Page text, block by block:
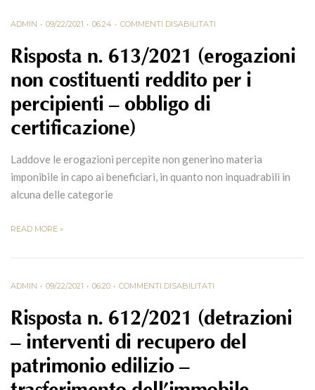
ADMIN 09/22/2021 06:24 COMMENTI DISABILITATI
Risposta n. 613/2021 (erogazioni
non costituenti reddito per i
percipienti – obbligo di
certificazione)
Laddove le erogazioni percepite non generino materia
imponibile in capo ai beneficiari, in quanto non inquadrabili in
alcuna delle categorie
READ MORE »
ADMIN 09/22/2021 06:20 COMMENTI DISABILITATI
Risposta n. 612/2021 (detrazioni
– interventi di recupero del
patrimonio edilizio –